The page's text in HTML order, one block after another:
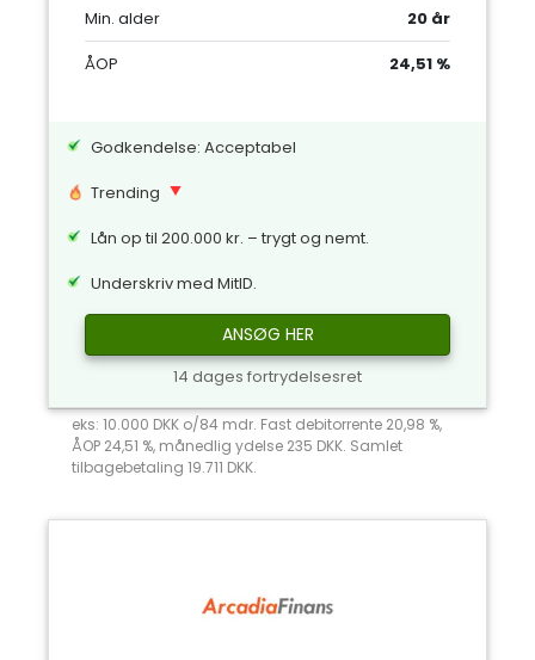
Min. alder
20 år
ÅOP
24,51 %
Godkendelse: Acceptabel
Trending
Lån op til 200.000 kr. – trygt og nemt.
Underskriv med MitID.
ANSØG HER
14 dages fortrydelsesret
eks: 10.000 DKK o/84 mdr. Fast debitorrente 20,98 %,
ÅOP 24,51 %, månedlig ydelse 235 DKK. Samlet
tilbagebetaling 19.711 DKK.